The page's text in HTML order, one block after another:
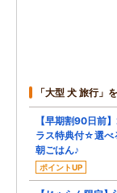
「大型 犬 旅行」
【早期割90日前
ラス特典付☆選べ
朝ごはん♪
ポイントUP